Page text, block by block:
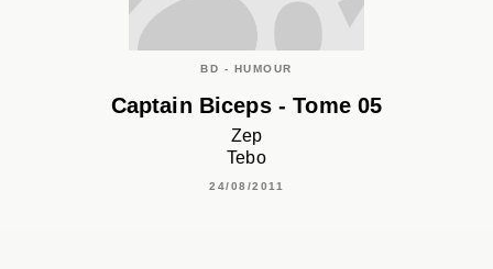
BD - HUMOUR
Captain Biceps - Tome 05
Zep
Tebo
24/08/2011